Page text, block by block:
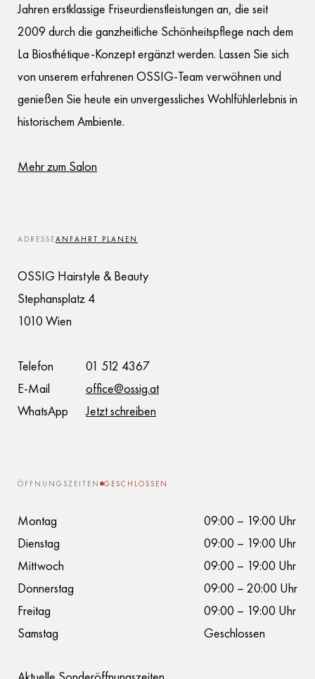
Jahren erstklassige Friseurdienstleistungen an, die seit
2009 durch die ganzheitliche Schönheitspflege nach dem
La Biosthétique-Konzept ergänzt werden. Lassen Sie sich
von unserem erfahrenen OSSIG-Team verwöhnen und
genießen Sie heute ein unvergessliches Wohlfühlerlebnis in
historischem Ambiente.
Mehr zum Salon
ADRESSEANFAHRT PLANEN
OSSIG Hairstyle & Beauty
Stephansplatz 4
1010 Wien
Telefon
01 512 4367
E-Mail
office@ossig.at
WhatsApp
Jetzt schreiben
ÖFFNUNGSZEITEN GESCHLOSSEN
Montag
09:00 – 19:00 Uhr
Dienstag
09:00 – 19:00 Uhr
Mittwoch
09:00 – 19:00 Uhr
Donnerstag
09:00 – 20:00 Uhr
Freitag
09:00 – 19:00 Uhr
Samstag
Geschlossen